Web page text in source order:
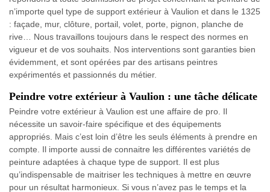
n’importe quel type de support extérieur à Vaulion et dans le 1325
: façade, mur, clôture, portail, volet, porte, pignon, planche de
rive… Nous travaillons toujours dans le respect des normes en
vigueur et de vos souhaits. Nos interventions sont garanties bien
évidemment, et sont opérées par des artisans peintres
expérimentés et passionnés du métier.
Peindre votre extérieur à Vaulion : une tâche délicate
Peindre votre extérieur à Vaulion est une affaire de pro. Il
nécessite un savoir-faire spécifique et des équipements
appropriés. Mais c’est loin d’être les seuls éléments à prendre en
compte. Il importe aussi de connaitre les différentes variétés de
peinture adaptées à chaque type de support. Il est plus
qu’indispensable de maitriser les techniques à mettre en œuvre
pour un résultat harmonieux. Si vous n’avez pas le temps et la